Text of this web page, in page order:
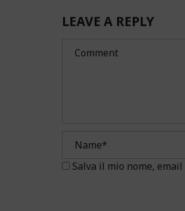
LEAVE A REPLY
Salva il mio nome,